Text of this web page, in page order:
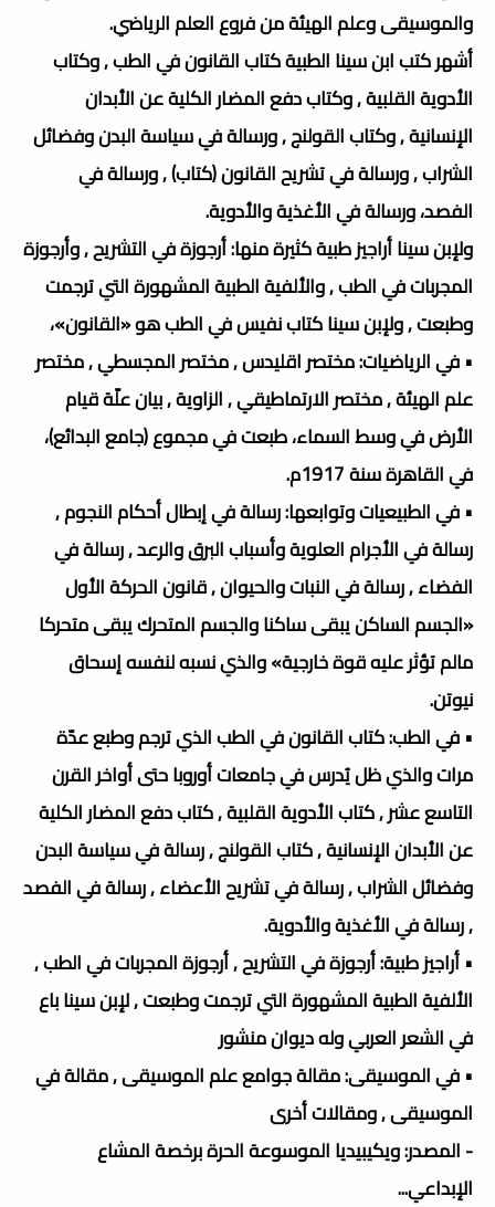
والموسيقى وعلم الهيئة من فروع العلم الرياضي.
أشهر كتب ابن سينا الطبية كتاب القانون في الطب , وكتاب
الأدوية القلبية , وكتاب دفع المضار الكلية عن الأبدان
الإنسانية , وكتاب القولنج , ورسالة في سياسة البدن وفضائل
الشراب , ورسالة في تشريح القانون (كتاب) , ورسالة في
الفصد، ورسالة في الأغذية والأدوية.
ولإبن سينا أراجيز طبية كثيرة منها: أرجوزة في التشريح , وأرجوزة
المجربات في الطب , والألفية الطبية المشهورة التي ترجمت
وطبعت , ولإبن سينا كتاب نفيس في الطب هو «القانون»،
• في الرياضيات: مختصر اقليدس , مختصر المجسطي , مختصر
علم الهيئة , مختصر الارتماطيقي , الزاوية , بيان علّة قيام
الأرض في وسط السماء، طبعت في مجموع (جامع البدائع)،
في القاهرة سنة 1917م.
• في الطبيعيات وتوابعها: رسالة في إبطال أحكام النجوم ,
رسالة في الأجرام العلوية وأسباب البرق والرعد , رسالة في
الفضاء , رسالة في النبات والحيوان , قانون الحركة الأول
«الجسم الساكن يبقى ساكنا والجسم المتحرك يبقى متحركا
مالم تؤثر عليه قوة خارجية» والذي نسبه لنفسه إسحاق
نيوتن.
• في الطب: كتاب القانون في الطب الذي ترجم وطبع عدّة
مرات والذي ظل يُدرس في جامعات أوروبا حتى أواخر القرن
التاسع عشر , كتاب الأدوية القلبية , كتاب دفع المضار الكلية
عن الأبدان الإنسانية , كتاب القولنج , رسالة في سياسة البدن
وفضائل الشراب , رسالة في تشريح الأعضاء , رسالة في الفصد
, رسالة في الأغذية والأدوية.
• أراجيز طبية: أرجوزة في التشريح , أرجوزة المجربات في الطب ,
الألفية الطبية المشهورة التي ترجمت وطبعت , لإبن سينا باع
في الشعر العربي وله ديوان منشور
• في الموسيقى: مقالة جوامع علم الموسيقى , مقالة في
الموسيقى , ومقالات أخرى
- المصدر: ويكيبيديا الموسوعة الحرة برخصة المشاع
الإبداعي...